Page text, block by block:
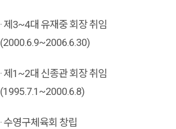
· 제3~4대 유재중 회장 취임
(2000.6.9~2006.6.30)
· 제1~2대 신종관 회장 취임
(1995.7.1~2000.6.8)
· 수영구체육회 창립